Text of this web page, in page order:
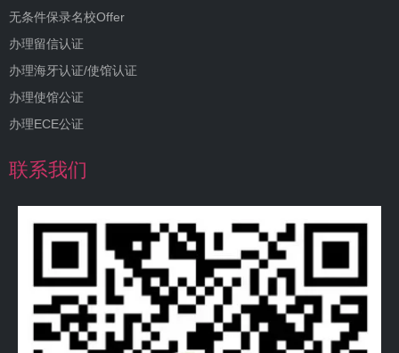
无条件保录名校Offer
办理留信认证
办理海牙认证/使馆认证
办理使馆公证
办理ECE公证
联系我们